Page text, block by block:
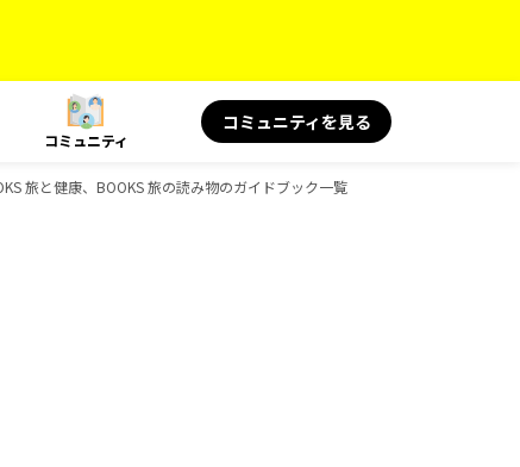
コミュニティ
コミュニティを見る
旅と健康、BOOKS 旅の読み物のガイドブック一覧